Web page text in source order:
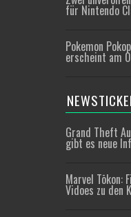
für Nintendo
Pokemon
erscheint am
Grand Theft
gibt es neue
Marvel Tōkon:
Vidoes zu den